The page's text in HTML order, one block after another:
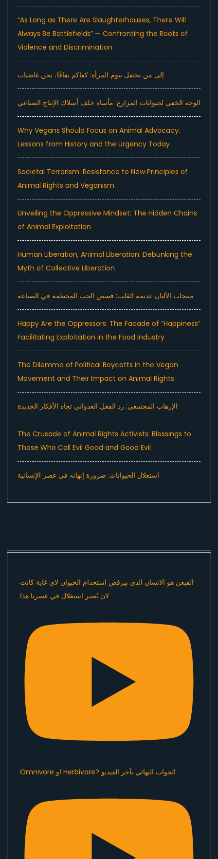
“As Long as There Are Slaughterhouses, There Will
Always Be Battlefields” — Confronting the Roots of
Violence and Discrimination
إلى من يحتفل بيوم المرأة: كفاكم نفاقًا، نحن غاضبات
الوجه الخفي لحيوانات المزارع: مأساة خلف أسلاك الإنتاج الصناعي
Why Vegans Should Focus on Animal Advocacy:
Lessons from History and the Urgency Today
Societal Terrorism: Resistance to New Principles of
Animal Rights and Veganism
Unveiling the Oppressive Mindset: The Hidden Chains
of Animal Exploitation
Human Liberation, Animal Liberation: Debunking the
Myth of Collective Liberation
منتجات الألبان عديمة القلب: قصص الحب المحطمة في الصناعة
Happy Are the Oppressors: The Facade of “Happiness”
Facilitating Exploitation in the Food Industry
The Dilemma of Political Boycotts in the Vegan
Movement and Their Impact on Animal Rights
الإرهاب المجتمعي: رد الفعل العدواني تجاه الأفكار الجديدة
The Crusade of Animal Rights Activists: Blessings to
Those Who Call Evil Good and Good Evil
استغلال الحيوانات: ضرورة إنهائه في عصر الإنسانية
الفيغن هو الانسان الذي بيرفض استخدام الحيوان لاي غاية كانت
Omnivore او Herbivore? الجواب النهائي بآخر الفيديو